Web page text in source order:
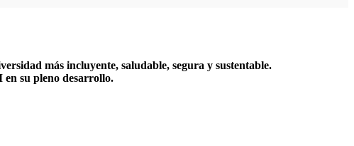
más incluyente, saludable, segura y sustentable.
su pleno desarrollo.